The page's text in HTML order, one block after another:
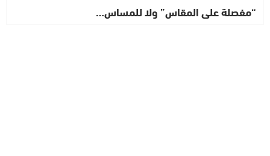
“مفصلة على المقاس” ولا للمساس…